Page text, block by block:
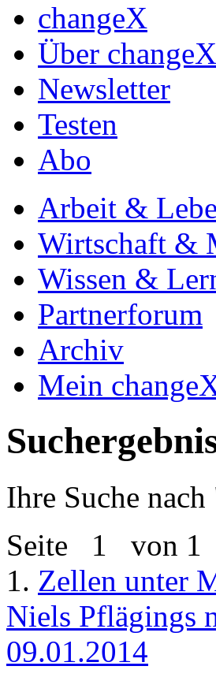
changeX
Über changeX
Newsletter
Testen
Abo
Arbeit &
Wirtschaft &
Wissen &
Partnerforum
Archiv
Mein
Ihre Suche nach
Seite 1 von 1
1. Zellen unter
Niels Pflägings
09.01.2014